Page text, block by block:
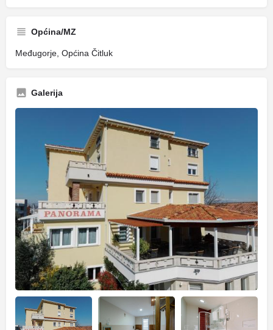
Općina/MZ
Međugorje, Općina Čitluk
Galerija